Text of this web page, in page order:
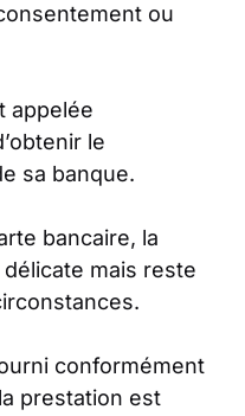
ou
appelée
le
sa banque.
bancaire, la
mais reste
conformément
prestation est